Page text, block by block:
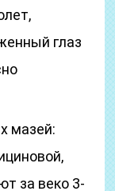
глаз
мазей:
за веко 3-